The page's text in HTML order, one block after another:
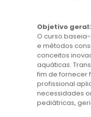
Objetivo geral:
O curso
e métodos
conceitos
aquáticas.
fim de fornecer
profissional
necessidades
pediátricas,